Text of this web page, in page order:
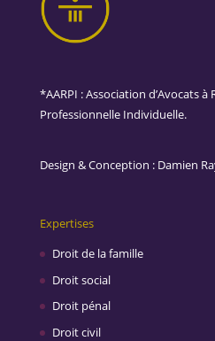
*AARPI : Association d’Avocats à
Professionnelle Individuelle.
Design & Conception : Damien
Expertises
Droit de la famille
Droit social
Droit pénal
Droit civil